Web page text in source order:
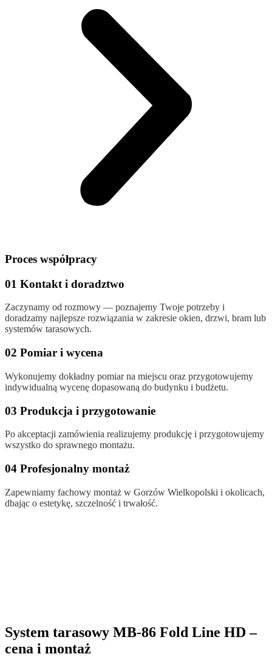
Proces współpracy
01 Kontakt i doradztwo
Zaczynamy od rozmowy — poznajemy Twoje potrzeby i
doradzamy najlepsze rozwiązania w zakresie okien, drzwi, bram lub
systemów tarasowych.
02 Pomiar i wycena
Wykonujemy dokładny pomiar na miejscu oraz przygotowujemy
indywidualną wycenę dopasowaną do budynku i budżetu.
03 Produkcja i przygotowanie
Po akceptacji zamówienia realizujemy produkcję i przygotowujemy
wszystko do sprawnego montażu.
04 Profesjonalny montaż
Zapewniamy fachowy montaż w Gorzów Wielkopolski i okolicach,
dbając o estetykę, szczelność i trwałość.
System tarasowy MB-86 Fold Line HD –
cena i montaż